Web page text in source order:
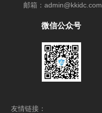
邮箱：admin@kkidc.com
微信公众号
友情链接：